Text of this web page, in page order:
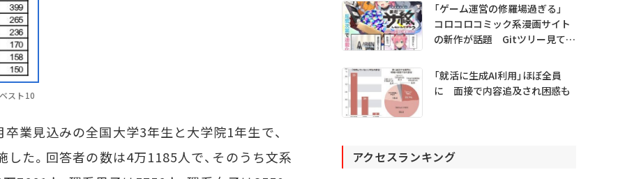
スト10
業見込みの全国大学3年生と大学院1年生で、
た。回答者の数は4万1185人で、そのうち文系
「ゲーム運営の修羅場過ぎる」
コロコロコミック系漫画サイト
の新作が話題 Gitツリー見てガ
「就活に生成AI利用」ほぼ全員
に 面接で内容追及され困惑も
アクセスランキング